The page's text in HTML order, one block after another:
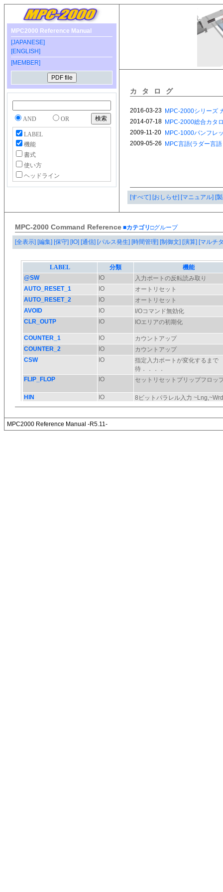
MPC2000 Reference Manual
[JAPANESE]
[ENGLISH]
[MEMBER]
AND OR
LABEL
機能
書式
使い方
ヘッドライン
カタログ
[すべて] [おしらせ] [マニュアル] [
MPC-2000 Command Reference ■カテゴリ□グループ
[全表示] [編集] [保守] [IO] [通信] [パルス発生] [時間管理] [制御文] [演算] [マルチ
MPC2000 Reference Manual -R5.11-